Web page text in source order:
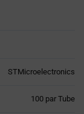
STMicroelectronics
100 par Tube